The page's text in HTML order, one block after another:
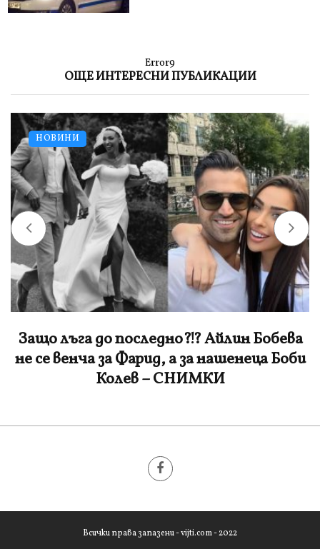
Error9
ОЩЕ ИНТЕРЕСНИ ПУБЛИКАЦИИ
НОВИНИ
Защо лъга до последно?!? Айлин Бобева
не се венча за Фарид, а за нашенеца Боби
Колев – СНИМКИ
Всички права запазени - vijti.com - 2022